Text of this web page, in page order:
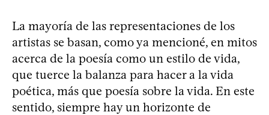
La mayoría de las representaciones de los
artistas se basan, como ya mencioné, en mitos
acerca de la poesía como un estilo de vida,
que tuerce la balanza para hacer a la vida
poética, más que poesía sobre la vida. En este
sentido, siempre hay un horizonte de